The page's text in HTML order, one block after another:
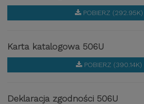
POBIERZ (292.95K)
Karta katalogowa 506U
POBIERZ (390.14K)
Deklaracja zgodności 506U